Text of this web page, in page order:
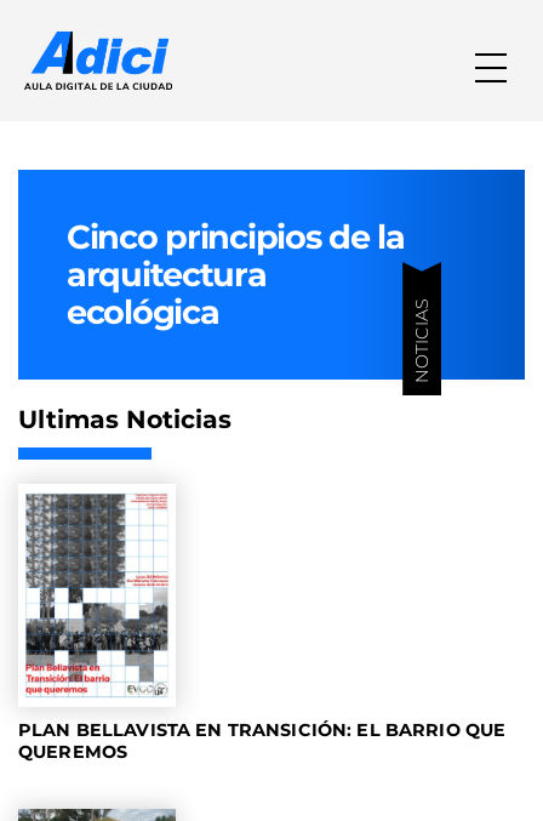
Cinco principios de la
arquitectura
ecológica
NOTICIAS
Ultimas Noticias
PLAN BELLAVISTA EN TRANSICIÓN: EL BARRIO QUE
QUEREMOS